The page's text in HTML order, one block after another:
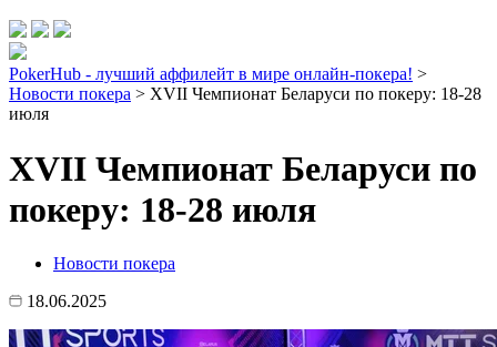
PokerHub - лучший аффилейт в мире онлайн-покера! >
Новости покера > XVII Чемпионат Беларуси по покеру: 18-28
июля
XVII Чемпионат Беларуси по
покеру: 18-28 июля
Новости покера
18.06.2025